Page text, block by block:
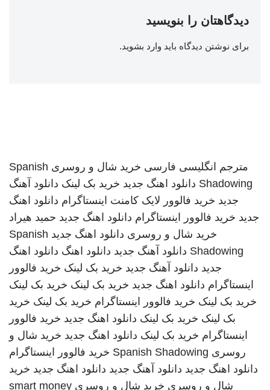
دیدگاهتان را بنویسید
برای نوشتن دیدگاه باید وارد بشوید.
مترجم انگلیسی فارسی خرید شال و روسری Spanish
Shadowing دانلود اهنگ جدید خرید بک لینک دانلود آهنگ
جدید خرید فالوور لایک کامنت اینستاگرام دانلود اهنگ
جدید خرید فالوور اینستاگرام دانلود اهنگ جدید حمید هیراد
خرید شال و روسری دانلود اهنگ جدید Spanish
Shadowing دانلود آهنگ جدید دانلود اهنگ دانلود اهنگ
جدید دانلود آهنگ جدید خرید بک لینک خرید فالوور
اینستاگرام دانلود اهنگ جدید خرید بک لینک خرید بک لینک
خرید بک لینک خرید فالوور اینستاگرام خرید بک لینک خرید
بک لینک خرید بک لینک دانلود اهنگ جدید خرید فالوور
اینستاگرام خرید بک لینک دانلود اهنگ جدید خرید شال و
روسری Spanish Shadowing خرید فالوور اینستاگرام
دانلود اهنگ جدید دانلود آهنگ جدید دانلود اهنگ جدید خرید
شال و روسری خرید شال و روسری smart money